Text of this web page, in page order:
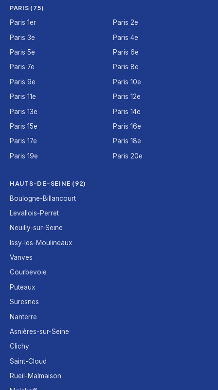
PARIS (75)
Paris 1er
Paris 2e
Paris 3e
Paris 4e
Paris 5e
Paris 6e
Paris 7e
Paris 8e
Paris 9e
Paris 10e
Paris 11e
Paris 12e
Paris 13e
Paris 14e
Paris 15e
Paris 16e
Paris 17e
Paris 18e
Paris 19e
Paris 20e
HAUTS-DE-SEINE (92)
Boulogne-Billancourt
Levallois-Perret
Neuilly-sur-Seine
Issy-les-Moulineaux
Vanves
Courbevoie
Puteaux
Suresnes
Nanterre
Asnières-sur-Seine
Clichy
Saint-Cloud
Rueil-Malmaison